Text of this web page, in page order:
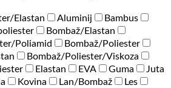
Elastan Aluminij
Bambus
Bombaž/Elastan
Poliamid
Bombaž/Poliester
Bombaž/Poliester/Viskoza
Elastan EVA Guma
Juta
Kovina Lan/Bombaž
Les